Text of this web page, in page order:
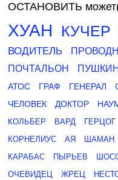
ОСТАНОВИТЬ
ХУАН КУЧЕР
ВОДИТЕЛЬ
ПОЧТАЛЬОН
ПУШКИН
АТОС ГРАФ ГЕНЕРАЛ
ЧЕЛОВЕК
ДОКТОР
КОЛЬБЕР
ВАРД ГЕРЦОГ
КОРНЕЛИУС
АЯ ШАМАН
КАРАБАС
ПЫРЬЕВ
ОЧЕВИДЕЦ
ЖРЕЦ